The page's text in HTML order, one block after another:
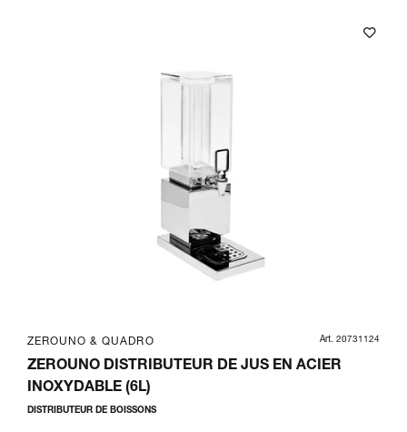
ZEROUNO & QUADRO Art. 20731124
ZEROUNO DISTRIBUTEUR DE JUS EN ACIER
INOXYDABLE (6L)
DISTRIBUTEUR DE BOISSONS